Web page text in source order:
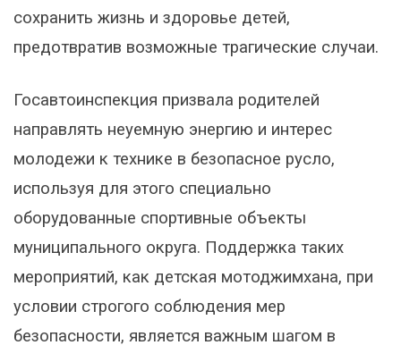
сохранить жизнь и здоровье детей,
предотвратив возможные трагические случаи.
Госавтоинспекция призвала родителей
направлять неуемную энергию и интерес
молодежи к технике в безопасное русло,
используя для этого специально
оборудованные спортивные объекты
муниципального округа. Поддержка таких
мероприятий, как детская мотоджимхана, при
условии строгого соблюдения мер
безопасности, является важным шагом в